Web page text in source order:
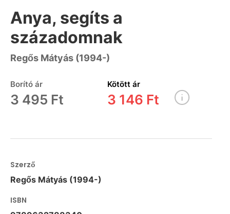
Anya, segíts a
századomnak
Regős Mátyás (1994-)
Borító ár
3 495 Ft
Kötött ár
3 146 Ft
Szerző
Regős Mátyás (1994-)
ISBN